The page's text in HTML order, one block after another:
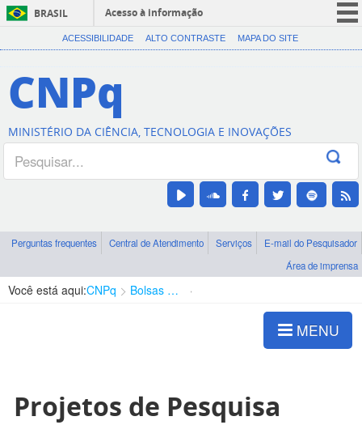
BRASIL
Acesso à informação
CORONAVÍRUS (COVID-19)
Canais
ACESSIBILIDADE ALTO CONTRASTE MAPA DO SITE
CNPq
MINISTÉRIO DA CIÊNCIA, TECNOLOGIA E INOVAÇÕES
Perguntas frequentes Central de Atendimento Serviços
E-mail do Pesquisador
Área de imprensa
Você está aqui:CNPq Bolsas e Auxílios Vigentes
MENU
Projetos de Pesquisa